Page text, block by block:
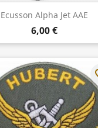
Ecusson Alpha Jet AAE
6,00 €